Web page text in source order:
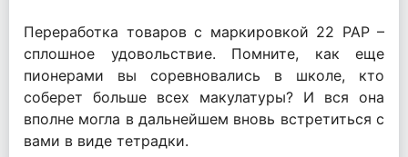
Переработка товаров с маркировкой 22 РАР –
сплошное удовольствие. Помните, как еще
пионерами вы соревновались в школе, кто
соберет больше всех макулатуры? И вся она
вполне могла в дальнейшем вновь встретиться с
вами в виде тетрадки.